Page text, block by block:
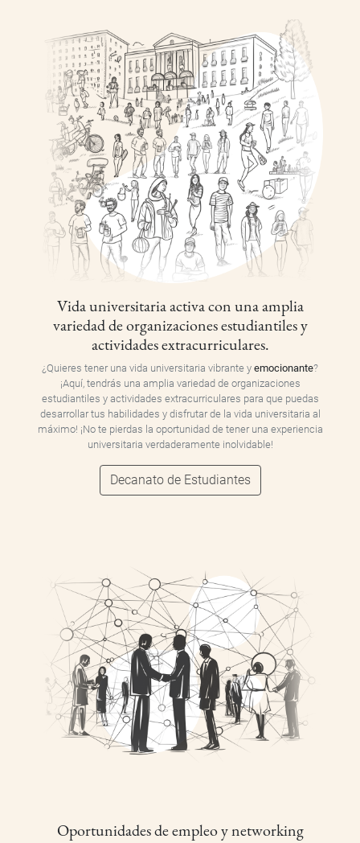
Vida universitaria activa con una amplia
variedad de organizaciones estudiantiles y
actividades extracurriculares.
¿Quieres tener una vida universitaria vibrante y emocionante?
¡Aquí, tendrás una amplia variedad de organizaciones
estudiantiles y actividades extracurriculares para que puedas
desarrollar tus habilidades y disfrutar de la vida universitaria al
máximo! ¡No te pierdas la oportunidad de tener una experiencia
universitaria verdaderamente inolvidable!
Decanato de Estudiantes
Oportunidades de empleo y networking